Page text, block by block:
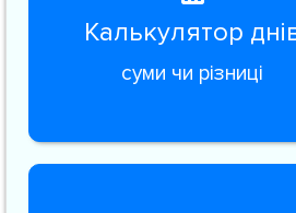
Калькулятор
суми чи різниці